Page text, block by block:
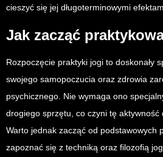
cieszyć się jej długoterminowymi
Jak zacząć
Rozpoczęcie praktyki jogi to doskonały
swojego samopoczucia oraz zdrowia
psychicznego. Nie wymaga ono
drogiego sprzętu, co czyni tę aktywność
Warto jednak zacząć od podstawowych
zapoznać się z techniką oraz filozofią